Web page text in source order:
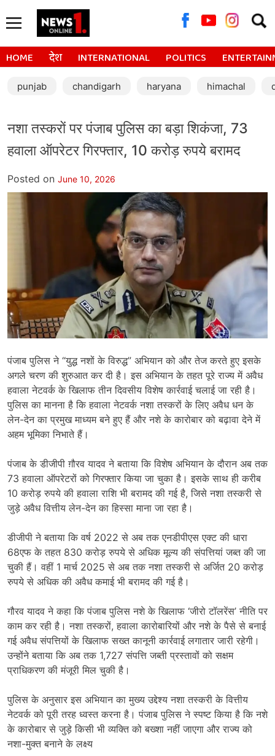
for:
HOME देश INTERNATIONAL POLITICS
punjab chandigarh haryana himachal
नशा तस्करों पर पंजाब पुलिस का बड़ा शिकंजा, 73
हवाला ऑपरेटर गिरफ्तार, 10 करोड़ रुपये बरामद
Posted on June 10, 2026
पंजाब पुलिस ने “युद्ध नशों के विरुद्ध” अभियान को और तेज करते हुए इसके
अगले चरण की शुरुआत कर दी है। इस अभियान के तहत पूरे राज्य में अवैध
हवाला नेटवर्क के खिलाफ तीन दिवसीय विशेष कार्रवाई चलाई जा रही है।
पुलिस का मानना है कि हवाला नेटवर्क नशा तस्करों के लिए अवैध धन के
लेन-देन का प्रमुख माध्यम बने हुए हैं और नशे के कारोबार को बढ़ावा देने में
अहम भूमिका निभाते हैं।
पंजाब के डीजीपी ग़ौरव यादव ने बताया कि विशेष अभियान के दौरान अब तक
73 हवाला ऑपरेटरों को गिरफ्तार किया जा चुका है। इसके साथ ही करीब
10 करोड़ रुपये की हवाला राशि भी बरामद की गई है, जिसे नशा तस्करी से
जुड़े अवैध वित्तीय लेन-देन का हिस्सा माना जा रहा है।
डीजीपी ने बताया कि वर्ष 2022 से अब तक एनडीपीएस एक्ट की धारा
68एफ के तहत 830 करोड़ रुपये से अधिक मूल्य की संपत्तियां जब्त की जा
चुकी हैं। वहीं 1 मार्च 2025 से अब तक नशा तस्करी से अर्जित 20 करोड़
रुपये से अधिक की अवैध कमाई भी बरामद की गई है।
गौरव यादव ने कहा कि पंजाब पुलिस नशे के खिलाफ ‘जीरो टॉलरेंस’ नीति पर
काम कर रही है। नशा तस्करों, हवाला कारोबारियों और नशे के पैसे से बनाई
गई अवैध संपत्तियों के खिलाफ सख्त कानूनी कार्रवाई लगातार जारी रहेगी।
उन्होंने बताया कि अब तक 1,727 संपत्ति जब्ती प्रस्तावों को सक्षम
प्राधिकरण की मंजूरी मिल चुकी है।
पुलिस के अनुसार इस अभियान का मुख्य उद्देश्य नशा तस्करी के वित्तीय
नेटवर्क को पूरी तरह ध्वस्त करना है। पंजाब पुलिस ने स्पष्ट किया है कि नशे
के कारोबार से जुड़े किसी भी व्यक्ति को बख्शा नहीं जाएगा और राज्य को
नशा-मुक्त बनाने के लक्ष्य